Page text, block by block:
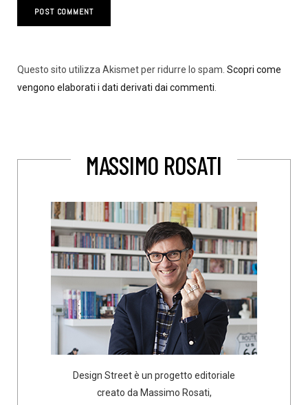
Questo sito utilizza Akismet per ridurre lo spam. Scopri come
vengono elaborati i dati derivati dai commenti.
MASSIMO ROSATI
Design Street è un progetto editoriale
creato da Massimo Rosati,